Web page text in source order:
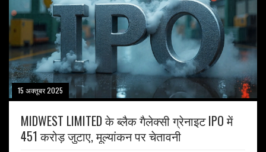
15 अक्तूबर 2025
MIDWEST LIMITED के ब्लैक गैलेक्सी ग्रेनाइट IPO में
451 करोड़ जुटाए, मूल्यांकन पर चेतावनी